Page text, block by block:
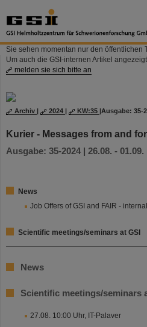
Sie sehen momentan nur den öffentlichen
Um auch die GSI-internen Artikel
melden sie sich bitte an
Archiv | 2024 | KW:35 |Ausgabe: 35-
Kurier - Messages from and
Ausgabe: 35-2024 | 26.08. - 01.09.
News
Job Offers of GSI and FAIR - internal
Scientific meetings/seminars at GSI
News
Scientific meetings/seminars
27.08. 10:00 Uhr, IT-Palaver